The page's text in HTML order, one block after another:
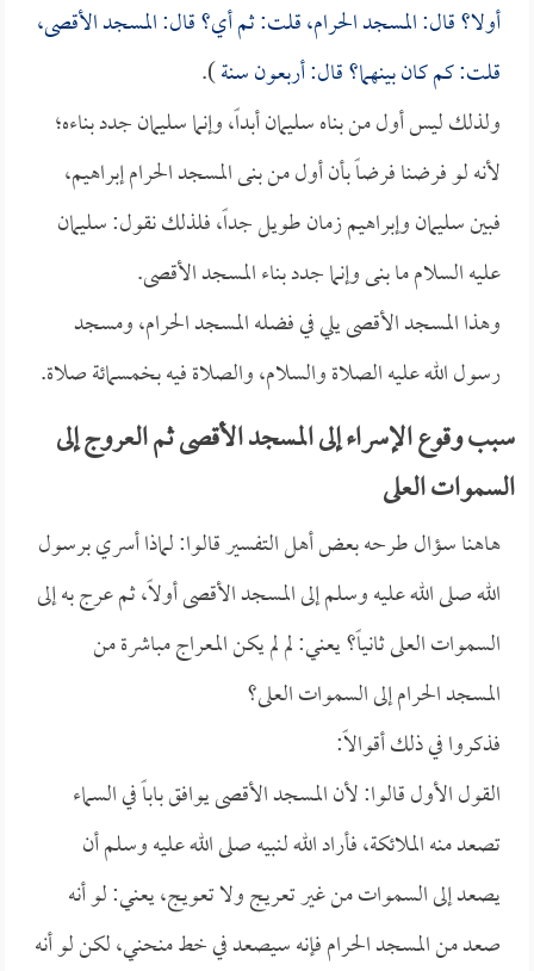
أولا؟ قال: المسجد الحرام، قلت: ثم أي؟ قال: المسجد الأقصى،
قلت: كم كان بينهما؟ قال: أربعون سنة).
ولذلك ليس أول من بناه سليمان أبداً، وإنما سليمان جدد بناءه؛
لأنه لو فرضنا فرضاً بأن أول من بنى المسجد الحرام إبراهيم،
فبين سليمان وإبراهيم زمان طويل جداً، فلذلك نقول: سليمان
عليه السلام ما بنى وإنما جدد بناء المسجد الأقصى.
وهذا المسجد الأقصى يلي في فضله المسجد الحرام، ومسجد
رسول الله عليه الصلاة والسلام، والصلاة فيه بخمسمائة صلاة.
سبب وقوع الإسراء إلى المسجد الأقصى ثم العروج إلى
السموات العلى
هاهنا سؤال طرحه بعض أهل التفسير قالوا: لماذا أسري برسول
الله صلى الله عليه وسلم إلى المسجد الأقصى أولاً، ثم عرج به إلى
السموات العلى ثانياً؟ يعني: لم لم يكن المعراج مباشرة من
المسجد الحرام إلى السموات العلى؟
فذكروا في ذلك أقوالاً:
القول الأول قالوا: لأن المسجد الأقصى يوافق باباً في السماء
تصعد منه الملائكة، فأراد الله لنبيه صلى الله عليه وسلم أن
يصعد إلى السموات من غير تعريج ولا تعويج، يعني: لو أنه
صعد من المسجد الحرام فإنه سيصعد في خط منحني، لكن لو أنه